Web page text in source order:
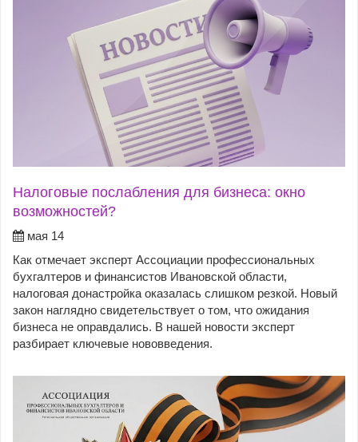
Налоговые послабления для бизнеса: окно
возможностей?
мая 14
Как отмечает эксперт Ассоциации профессиональных
бухгалтеров и финансистов Ивановской области,
налоговая донастройка оказалась слишком резкой. Новый
закон наглядно свидетельствует о том, что ожидания
бизнеса не оправдались. В нашей новости эксперт
разбирает ключевые нововведения.